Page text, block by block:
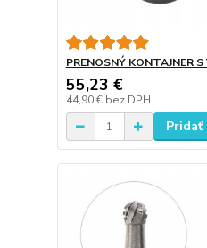
PRENOSNÝ KONTAJNER
55,23 €
44,90 € bez DPH
Pridať